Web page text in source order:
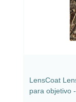
LensCoat
para objetivo